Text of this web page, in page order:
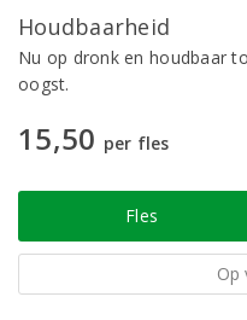
Houdbaarheid
Nu op dronk en houdbaar
oogst.
15,50 per fles
Fles
Op